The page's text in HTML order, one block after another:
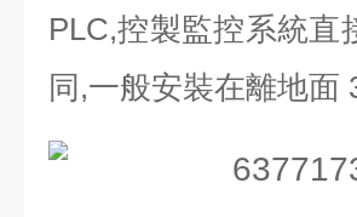
PLC,控製監控系統直
同,一般安裝在離地面